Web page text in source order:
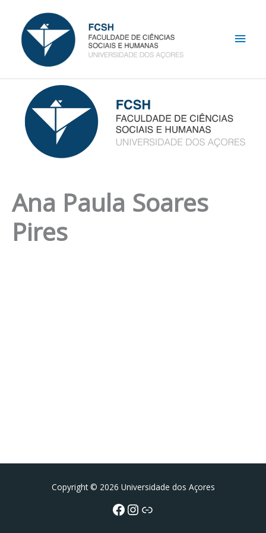
content
Ana Paula Soares
Pires
Copyright © 2026 Universidade dos Açores
Facebook
Instagram da FCTPortal da UAc